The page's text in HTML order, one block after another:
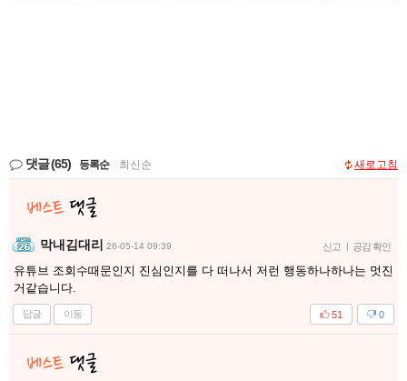
댓글(65) 등록순 최신순 새로고침
막내김대리 26-05-14 09:39 신고 공감 확인
유튜브 조회수때문인지 진심인지를 다 떠나서 저런 행동하나하나는 멋진
거같습니다.
답글 이동 0
51